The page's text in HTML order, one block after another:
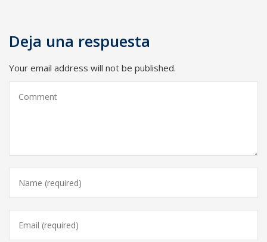
Deja una respuesta
Your email address will not be published.